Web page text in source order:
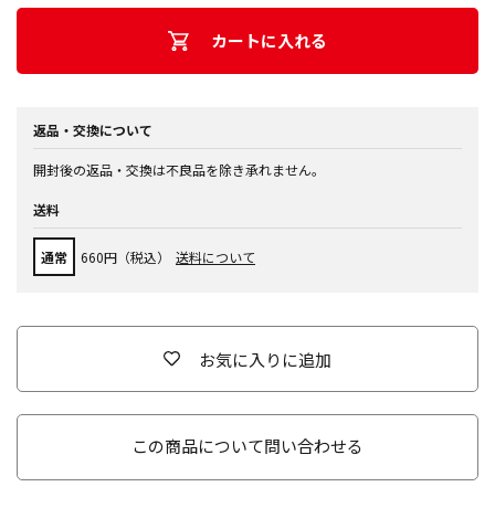
カートに入れる
返品・交換について
開封後の返品・交換は不良品を除き承れません。
送料
通常 660円（税込） 送料について
お気に入りに追加
この商品について問い合わせる